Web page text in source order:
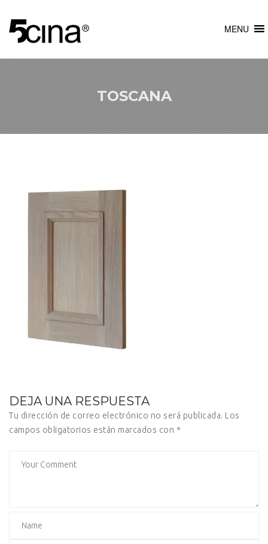
MENU
TOSCANA
DEJA UNA RESPUESTA
Tu dirección de correo electrónico no será publicada. Los
campos obligatorios están marcados con *